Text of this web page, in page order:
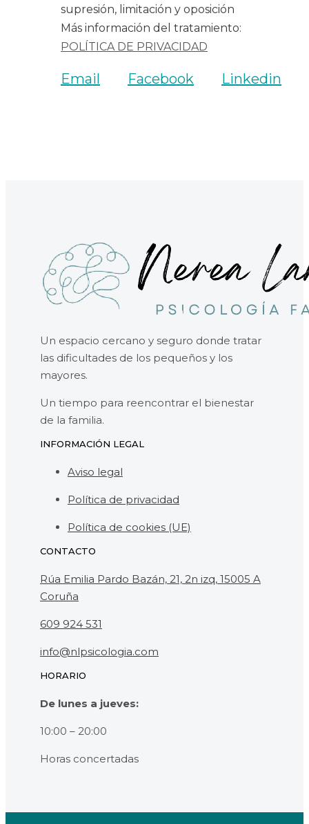
supresión, limitación y oposición
Más información del tratamiento:
POLÍTICA DE PRIVACIDAD
Email Facebook Linkedin
Un espacio cercano y seguro donde tratar
las dificultades de los pequeños y los
mayores.
Un tiempo para reencontrar el bienestar
de la familia.
INFORMACIÓN LEGAL
Aviso legal
Política de privacidad
Política de cookies (UE)
CONTACTO
Rúa Emilia Pardo Bazán, 21, 2n izq, 15005 A
Coruña
609 924 531
info@nlpsicologia.com
HORARIO
De lunes a jueves:
10:00 – 20:00
Horas concertadas